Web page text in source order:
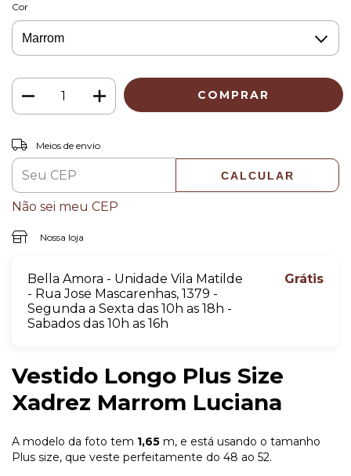
Cor
Entregas para o CEP:
Meios de envio
CALCULAR
Não sei meu CEP
Nossa loja
Bella Amora - Unidade Vila Matilde
- Rua Jose Mascarenhas, 1379 -
Segunda a Sexta das 10h as 18h -
Sabados das 10h as 16h
Grátis
Vestido Longo Plus Size
Xadrez Marrom Luciana
A modelo da foto tem 1,65 m, e está usando o tamanho
Plus size, que veste perfeitamente do 48 ao 52.